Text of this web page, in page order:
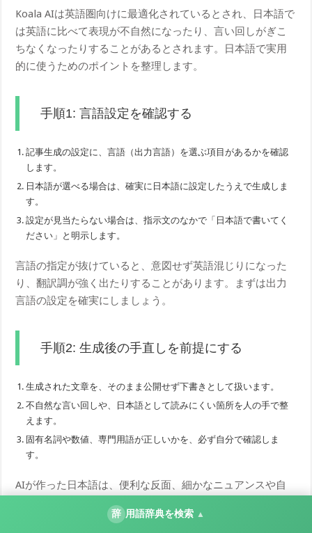
Koala AIは英語圏向けに最適化されているとされ、日本語で
は英語に比べて表現が不自然になったり、言い回しがぎこ
ちなくなったりすることがあるとされます。日本語で実用
的に使うためのポイントを整理します。
手順1: 言語設定を確認する
記事生成の設定に、言語（出力言語）を選ぶ項目があるかを確認
します。
日本語が選べる場合は、確実に日本語に設定したうえで生成しま
す。
設定が見当たらない場合は、指示文のなかで「日本語で書いてく
ださい」と明示します。
言語の指定が抜けていると、意図せず英語混じりになった
り、翻訳調が強く出たりすることがあります。まずは出力
言語の設定を確実にしましょう。
手順2: 生成後の手直しを前提にする
生成された文章を、そのまま公開せず下書きとして扱います。
不自然な言い回しや、日本語として読みにくい箇所を人の手で整
えます。
固有名詞や数値、専門用語が正しいかを、必ず自分で確認しま
す。
AIが作った日本語は、便利な反面、細かなニュアンスや自
然さでは人の手直しが必要になりがちです。「AIが土台を
作り、人が仕上げる」という分担にすると、品質を保ちや
辞 用語辞典を検索 ▲